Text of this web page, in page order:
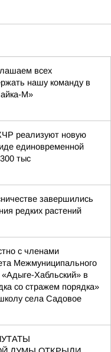
всех
нашу команду в
М»
реализуют новую
единовременной
тыс
завершились
редких растений
с членами
Межмуниципального
Хабльский» в
со стражем порядка»
села Садовое